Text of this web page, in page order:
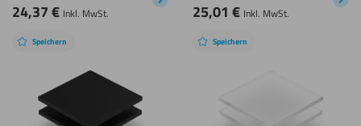
24,37€ Inkl. MwSt. 25,01 € Inkl. MwSt.
Speichern Speichern